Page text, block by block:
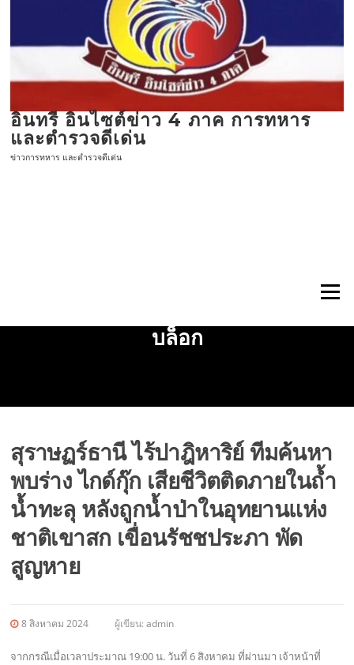
อินทรี อินไซต์ข่าว 4 ภาค การทหาร
และตำรวจดีเด่น
ข่าวการทหาร และตำรวจดีเด่น
เมนู
บล็อก
สุราษฏร์ธานี ไร้ปาฎิหาริย์ ทีมค้นหา
พบร่าง ไกด์กุ๊ก เสียชีวิตติดภายในถ้ำ
น้ำทะลุ หลังถูกน้ำป่าในอุทยานแห่ง
ชาติเขาสก เขื่อนรัชชประภา พัด
สูญหาย
8 สิงหาคม 2024 ผู้เขียน:admin
จากกรณีเมื่อเวลาประมาณ 19:00 น. วันที่ 6 สิงหาคม ที่ผ่านมา เจ้าหน้าที่